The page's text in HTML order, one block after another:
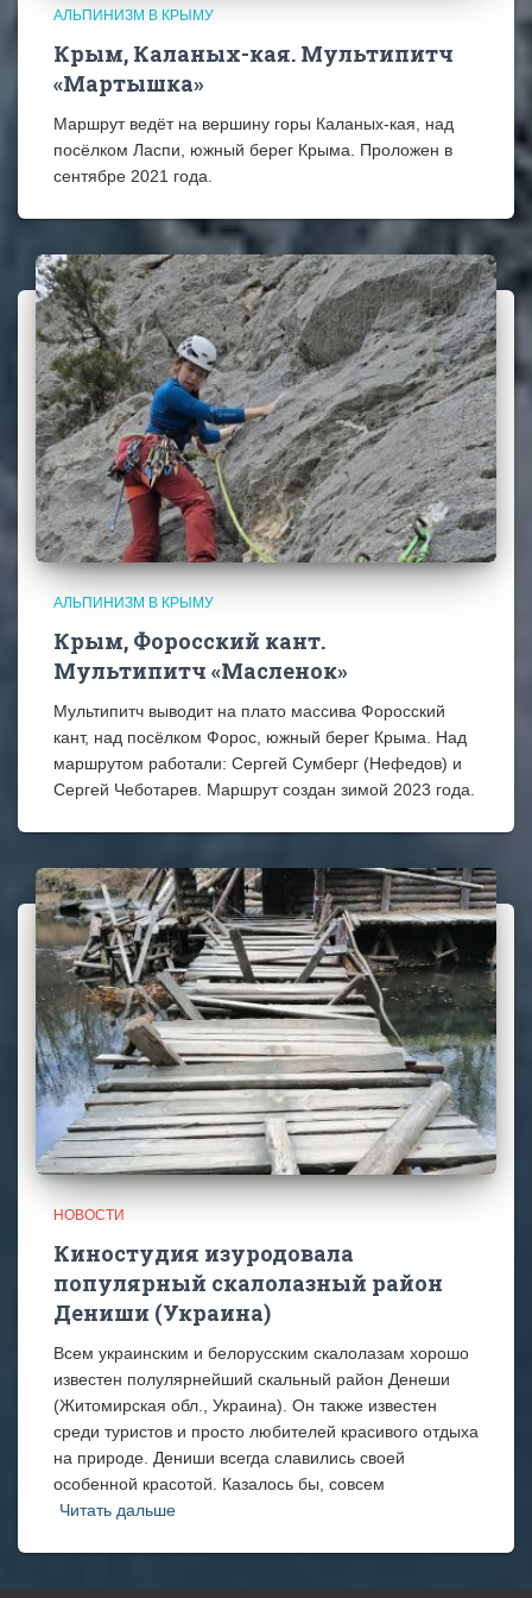
АЛЬПИНИЗМ В КРЫМУ
Крым, Каланых-кая. Мультипитч
«Мартышка»
Маршрут ведёт на вершину горы Каланых-кая, над
посёлком Ласпи, южный берег Крыма. Проложен в
сентябре 2021 года.
АЛЬПИНИЗМ В КРЫМУ
Крым, Форосский кант.
Мультипитч «Масленок»
Мультипитч выводит на плато массива Форосский
кант, над посёлком Форос, южный берег Крыма. Над
маршрутом работали: Сергей Сумберг (Нефедов) и
Сергей Чеботарев. Маршрут создан зимой 2023 года.
НОВОСТИ
Киностудия изуродовала
популярный скалолазный район
Дениши (Украина)
Всем украинским и белорусским скалолазам хорошо
известен полулярнейший скальный район Денеши
(Житомирская обл., Украина). Он также известен
среди туристов и просто любителей красивого отдыха
на природе. Дениши всегда славились своей
особенной красотой. Казалось бы, совсем
Читать дальше